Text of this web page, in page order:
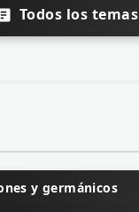
Todos los temas
y germánicos